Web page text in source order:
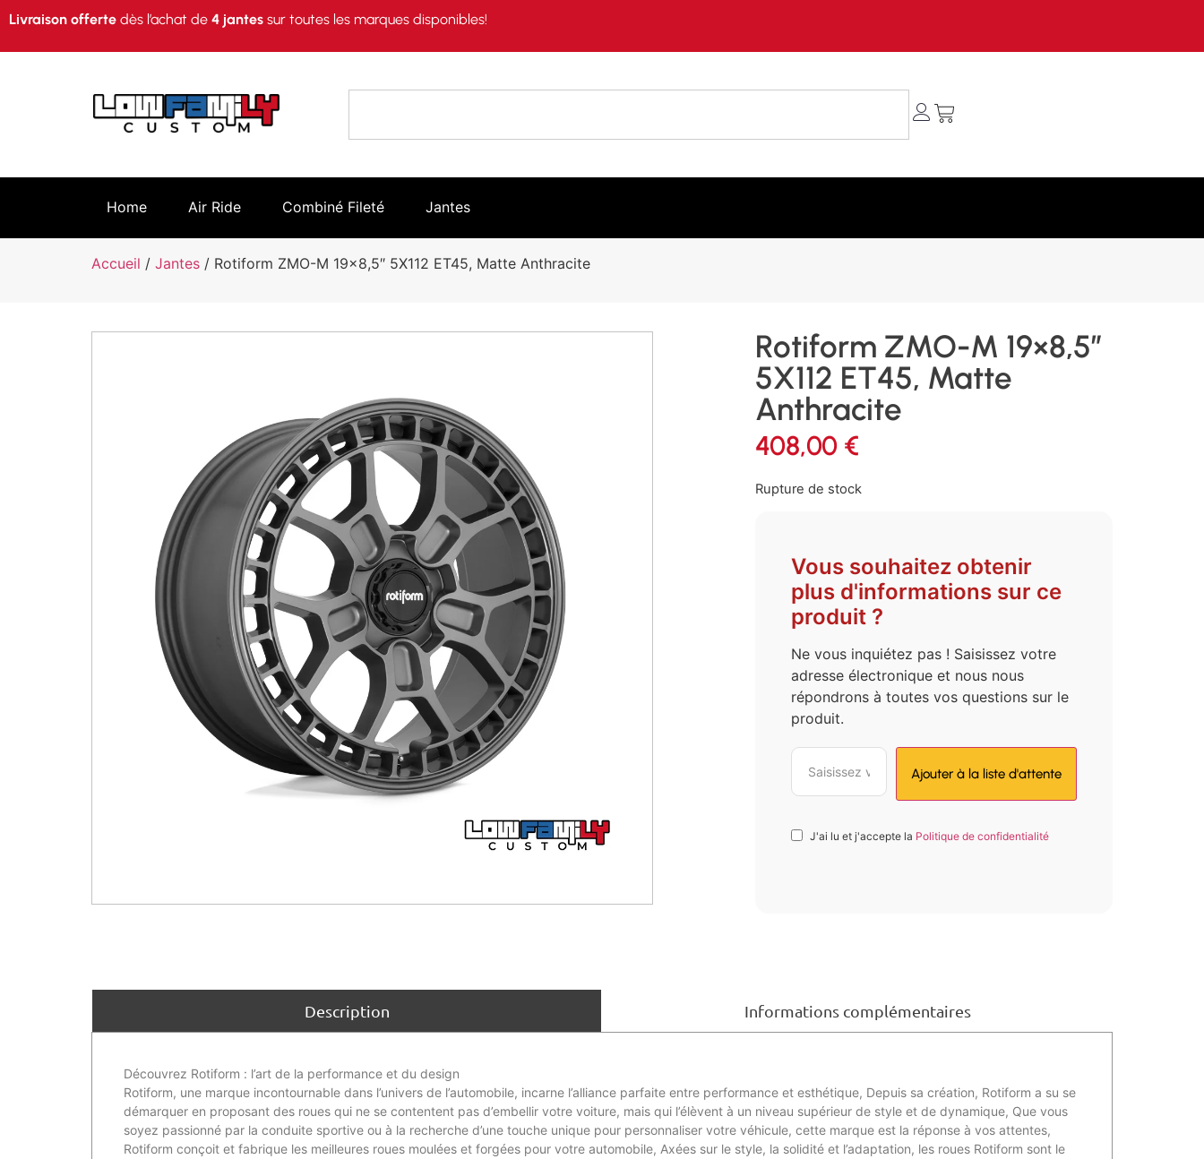
Livraison offerte dès l’achat de 4 jantes sur toutes les marques disponibles!
Home Air Ride Combiné Fileté Jantes
Accueil / Jantes / Rotiform ZMO-M 19×8,5″ 5X112 ET45, Matte Anthracite
Rotiform ZMO-M 19×8,5″
5X112 ET45, Matte
Anthracite
408,00 €
Rupture de stock
Vous souhaitez obtenir
plus d'informations sur ce
produit ?
Ne vous inquiétez pas ! Saisissez votre
adresse électronique et nous nous
répondrons à toutes vos questions sur le
produit.
J'ai lu et j'accepte la Politique de confidentialité
Description Informations complémentaires
Découvrez Rotiform : l’art de la performance et du design
Rotiform, une marque incontournable dans l’univers de l’automobile, incarne l’alliance parfaite entre performance et esthétique, Depuis sa création, Rotiform a su se
démarquer en proposant des roues qui ne se contentent pas d’embellir votre voiture, mais qui l’élèvent à un niveau supérieur de style et de dynamique, Que vous
soyez passionné par la conduite sportive ou à la recherche d’une touche unique pour personnaliser votre véhicule, cette marque est la réponse à vos attentes,
Rotiform conçoit et fabrique les meilleures roues moulées et forgées pour votre automobile, Axées sur le style, la solidité et l’adaptation, les roues Rotiform sont le